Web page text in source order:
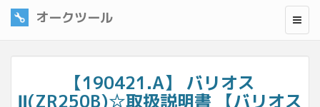
オークツール
【190421.A】 バリオス
Ⅱ(ZR250B)☆取扱説明書 【バリオス